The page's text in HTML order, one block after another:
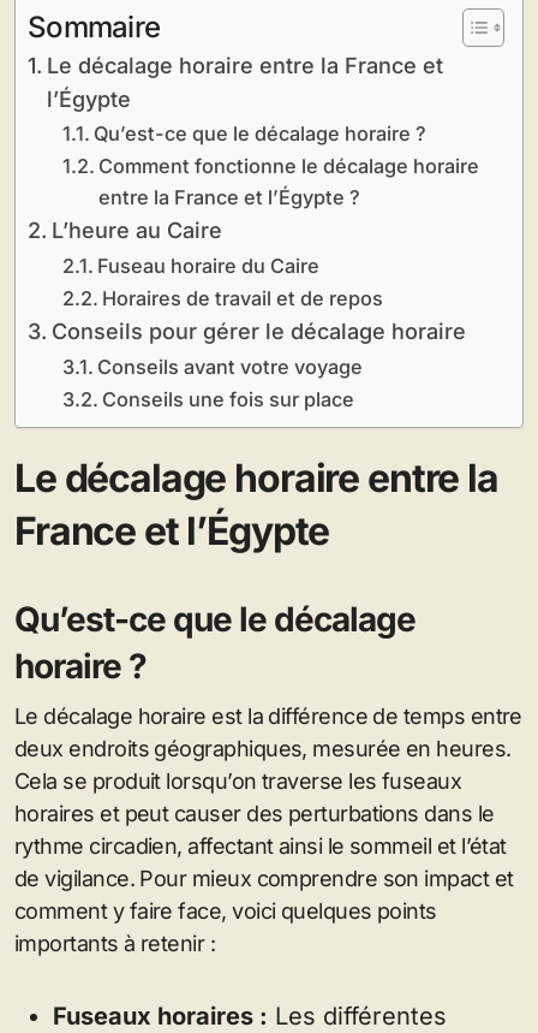
Sommaire
Le décalage horaire entre la France et
l’Égypte
Qu’est-ce que le décalage horaire ?
Comment fonctionne le décalage horaire
entre la France et l’Égypte ?
L’heure au Caire
Fuseau horaire du Caire
Horaires de travail et de repos
Conseils pour gérer le décalage horaire
Conseils avant votre voyage
Conseils une fois sur place
Le décalage horaire entre la
France et l’Égypte
Qu’est-ce que le décalage
horaire ?
Le décalage horaire est la différence de temps entre
deux endroits géographiques, mesurée en heures.
Cela se produit lorsqu’on traverse les fuseaux
horaires et peut causer des perturbations dans le
rythme circadien, affectant ainsi le sommeil et l’état
de vigilance. Pour mieux comprendre son impact et
comment y faire face, voici quelques points
importants à retenir :
Fuseaux horaires : Les différentes